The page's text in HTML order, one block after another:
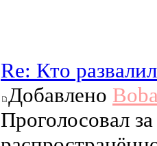
Re: Кто
Добавлено
Проголосовал